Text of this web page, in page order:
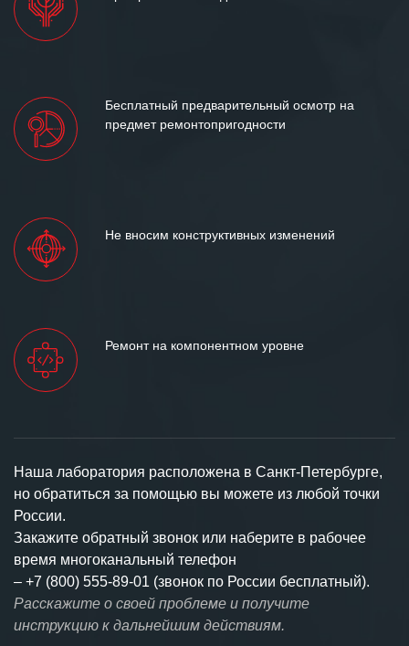
Бесплатный предварительный осмотр на
предмет ремонтопригодности
Не вносим конструктивных изменений
Ремонт на компонентном уровне
Наша лаборатория расположена в Санкт-Петербурге,
но обратиться за помощью вы можете из любой точки
России.
Закажите обратный звонок или наберите в рабочее
время многоканальный телефон
– +7 (800) 555-89-01 (звонок по России бесплатный).
Расскажите о своей проблеме и получите
инструкцию к дальнейшим действиям.